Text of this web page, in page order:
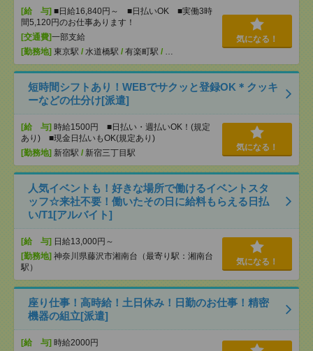
[給 与] ■日給16,840円～ ■日払いOK ■実働3時
間5,120円のお仕事あります！
[交通費]一部支給
[勤務地] 東京駅 / 水道橋駅 / 有楽町駅 /
気になる！
短時間シフトあり！WEBでサクッと登録OK＊クッキ
ーなどの仕分け[派遣]
[給 与] 時給1500円 ■日払い・週払いOK！(規定
あり) ■現金日払いもOK(規定あり)
[勤務地] 新宿駅 / 新宿三丁目駅
気になる！
人気イベントも！好きな場所で働けるイベントスタ
ッフ☆来社不要！働いたその日に給料もらえる日払
い/T1[アルバイト]
[給 与] 日給13,000円～
[勤務地] 神奈川県藤沢市湘南台（最寄り駅：湘南台
駅）
気になる！
座り仕事！高時給！土日休み！日勤のお仕事！精密
機器の組立[派遣]
[給 与] 時給2000円